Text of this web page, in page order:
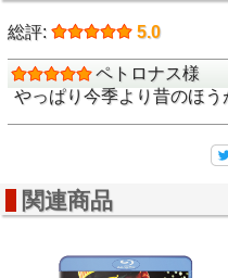
総評: 5.0
ペトロナス様
やっぱり今季より昔のほう
関連商品